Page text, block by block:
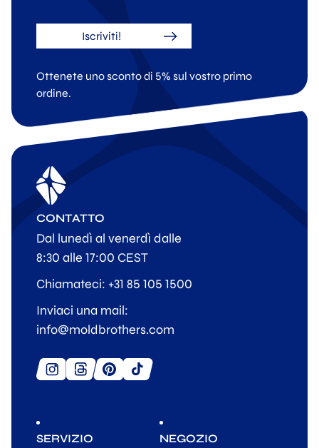
Iscriviti!
Ottenete uno sconto di 5% sul vostro primo
ordine.
SERVIZIO
NEGOZIO
CONTATTO
Dal lunedì al venerdì dalle
8:30 alle 17:00 CEST
Chiamateci: +31 85 105 1500
Inviaci una mail:
info@moldbrothers.com